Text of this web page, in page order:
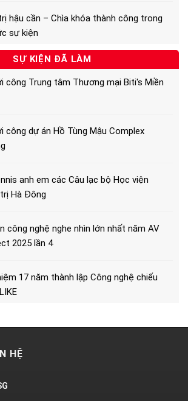
hậu cần – Chìa khóa thành công trong
sự kiện
SỰ KIỆN ĐÃ LÀM
công Trung tâm Thương mại Biti's Miền
công dự án Hồ Tùng Mậu Complex
anh em các Câu lạc bộ Học viện
Hà Đông
công nghệ nghe nhìn lớn nhất năm AV
2025 lần 4
17 năm thành lập Công nghệ chiếu
HỆ